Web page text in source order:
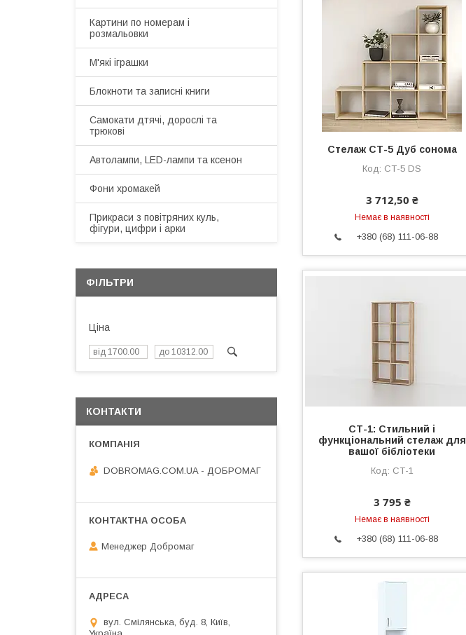
Стелаж СТ-5 Дуб сонома
СТ-5 DS
3 712,50 ₴
Немає в наявності
+380 (68) 111-06-88
СТ-1: Стильний і
функціональний стелаж для
вашої бібліотеки
СТ-1
3 795 ₴
Немає в наявності
+380 (68) 111-06-88
Картини по номерам і
розмальовки
М'які іграшки
Блокноти та записні книги
Самокати дтячі, дорослі та
трюкові
Автолампи, LED-лампи та ксенон
Фони хромакей
Прикраси з повітряних куль,
фігури, цифри і арки
ФІЛЬТРИ
Ціна
КОНТАКТИ
DOBROMAG.COM.UA - ДОБРОМАГ
Менеджер Добромаг
вул. Смілянська, буд. 8, Київ,